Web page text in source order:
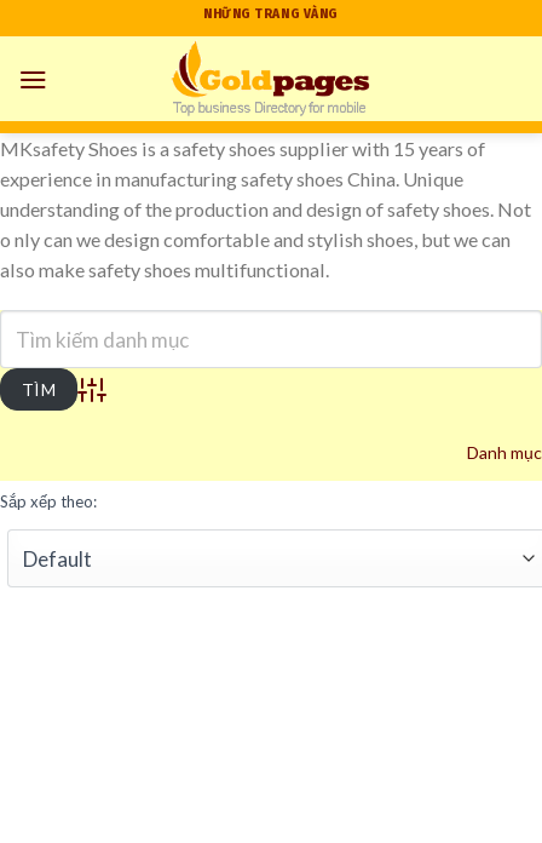
to
content
NHỮNG TRANG VÀNG
MKsafety Shoes is a safety shoes supplier with 15 years of
experience in manufacturing safety shoes China. Unique
understanding of the production and design of safety shoes. Not
o nly can we design comfortable and stylish shoes, but we can
also make safety shoes multifunctional.
Advanced Search
Danh mục
Sắp xếp theo: